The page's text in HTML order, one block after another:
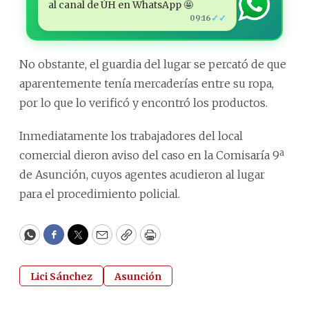
al canal de ÚH en WhatsApp 🤩
09:16 ✓✓
No obstante, el guardia del lugar se percató de que
aparentemente tenía mercaderías entre su ropa,
por lo que lo verificó y encontró los productos.
Inmediatamente los trabajadores del local
comercial dieron aviso del caso en la Comisaría 9ª
de Asunción, cuyos agentes acudieron al lugar
para el procedimiento policial.
WhatsApp
Facebook
Twitter
EmailCopyPrint
Lici Sánchez Asunción